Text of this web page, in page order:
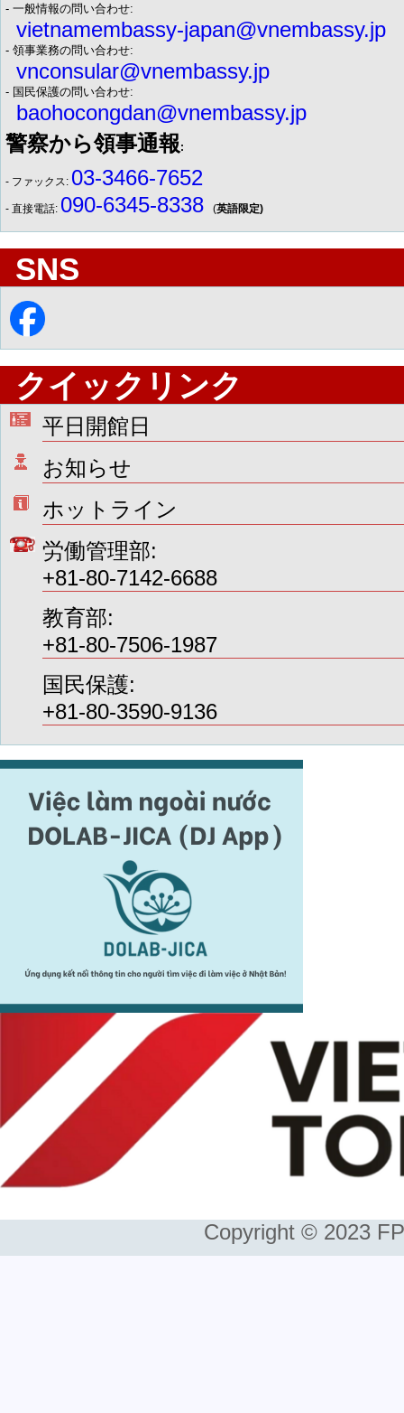
- 一般情報の問い合わせ:
vietnamembassy-japan@vnembassy.jp
- 領事業務の問い合わせ:
vnconsular@vnembassy.jp
- 国民保護の問い合わせ:
baohocongdan@vnembassy.jp
警察から領事通報:
- ファックス: 03-3466-7652
- 直接電話: 090-6345-8338 (英語限定)
SNS
クイックリンク
平日開館日
お知らせ
ホットライン
労働管理部:
+81-80-7142-6688
教育部:
+81-80-7506-1987
国民保護:
+81-80-3590-9136
Copyright © 2023